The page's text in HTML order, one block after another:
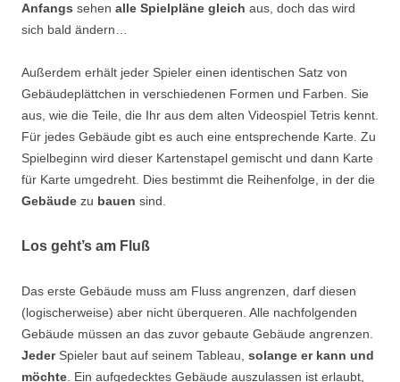
Anfangs sehen alle Spielpläne gleich aus, doch das wird
sich bald ändern…
Außerdem erhält jeder Spieler einen identischen Satz von
Gebäudeplättchen in verschiedenen Formen und Farben. Sie
aus, wie die Teile, die Ihr aus dem alten Videospiel Tetris kennt.
Für jedes Gebäude gibt es auch eine entsprechende Karte. Zu
Spielbeginn wird dieser Kartenstapel gemischt und dann Karte
für Karte umgedreht. Dies bestimmt die Reihenfolge, in der die
Gebäude zu bauen sind.
Los geht’s am Fluß
Das erste Gebäude muss am Fluss angrenzen, darf diesen
(logischerweise) aber nicht überqueren. Alle nachfolgenden
Gebäude müssen an das zuvor gebaute Gebäude angrenzen.
JederSpieler baut auf seinem Tableau, solange er kann und
möchte. Ein aufgedecktes Gebäude auszulassen ist erlaubt,